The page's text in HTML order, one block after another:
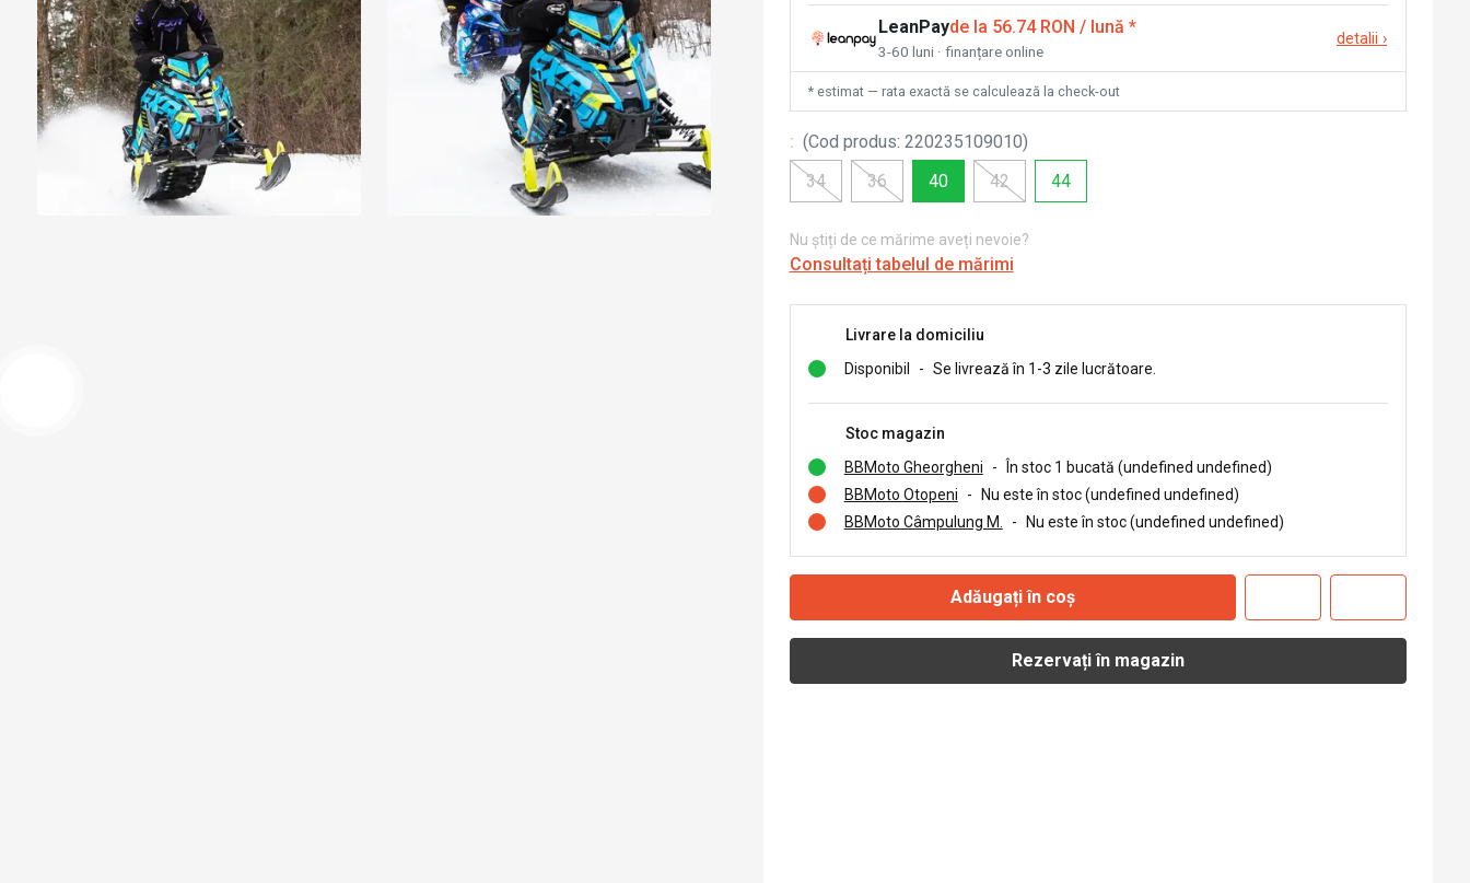
LeanPayde la 56.74 RON / lună *
3-60 luni · finanțare online
detalii ›
* estimat — rata exactă se calculează la check-out
: (Cod produs: 220235109010)
34
36 40 42 44
Nu știți de ce mărime aveți nevoie?
Consultați tabelul de mărimi
Livrare la domiciliu
Disponibil
- Se livrează în 1-3 zile lucrătoare.
Stoc magazin
BBMoto Gheorgheni
-
În stoc 1 bucată (undefined undefined)
BBMoto Otopeni
-
Nu este în stoc (undefined undefined)
BBMoto Câmpulung M.
- Nu este în stoc (undefined undefined)
Adăugați în coș
Rezervați în magazin